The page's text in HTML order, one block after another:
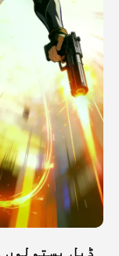
▼
▼
▼
▼
ڈبل